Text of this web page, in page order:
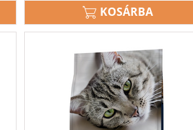
KOSÁRBA